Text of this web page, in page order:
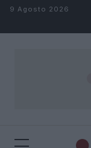
Salta al contenuto
9 Agosto 2026